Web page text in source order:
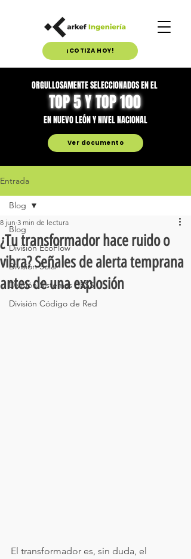
¡COTIZA HOY!
ORGULLOSAMENTE SELECCIONADOS EN EL
TOP 5 Y TOP 100
EN NUEVO LEÓN Y NIVEL NACIONAL
Ver documento
Entrada
Blog
División EcoFlow
División Solar
División Sistemas BESS
División Código de Red
Blog
¿Tu transformador hace ruido o
vibra? Señales de alerta temprana
antes de una explosión
8 jun 3 min de lectura
El transformador es, sin duda, el